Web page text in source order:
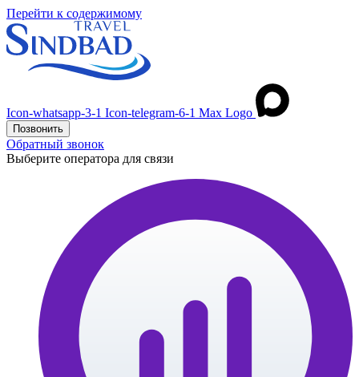
Перейти к содержимому
Icon-whatsapp-3-1 Icon-telegram-6-1 Max Logo
Позвонить
Обратный звонок
Выберите оператора для связи